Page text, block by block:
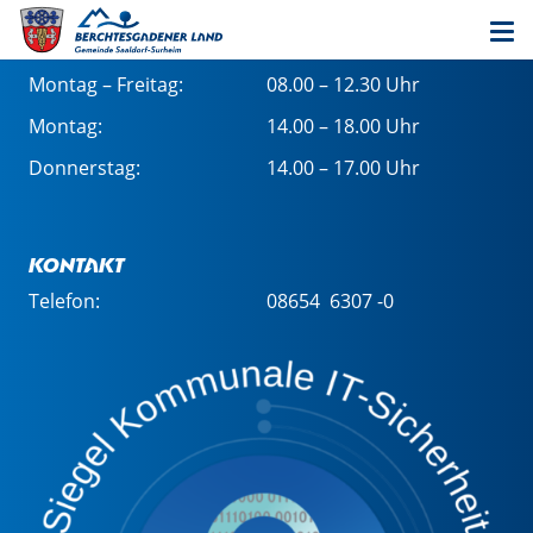
Öffnungszeiten im Rathaus
Montag – Freitag:
08.00 – 12.30 Uhr
Montag:
14.00 – 18.00 Uhr
Donnerstag:
14.00 – 17.00 Uhr
Kontakt
Telefon: 08654 6307 -0